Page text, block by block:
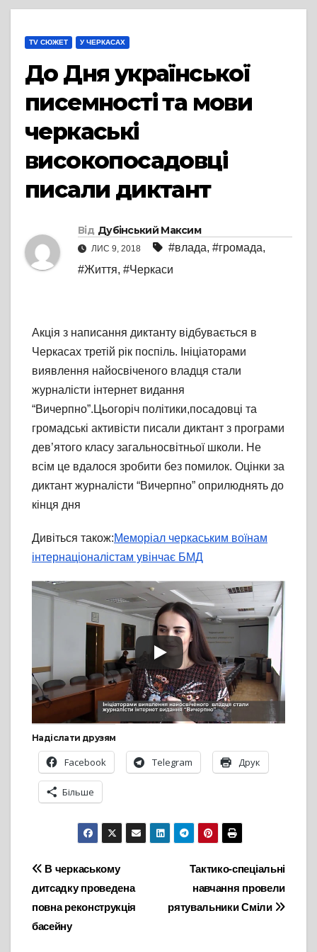
TV СЮЖЕТ У ЧЕРКАСАХ
До Дня української
писемності та мови
черкаські
високопосадовці
писали диктант
Від Дубінський Максим
ЛИС 9, 2018 #влада, #громада,
#Життя, #Черкаси
Акція з написання диктанту відбувається в
Черкасах третій рік поспіль. Ініціаторами
виявлення найосвіченого владця стали
журналісти інтернет видання
“Вичерпно”.Цьогоріч політики,посадовці та
громадські активісти писали диктант з програми
дев’ятого класу загальносвітньої школи. Не
всім це вдалося зробити без помилок. Оцінки за
диктант журналісти “Вичерпно” оприлюднять до
кінця дня
Дивіться також:Меморіал черкаським воїнам
інтернаціоналістам увінчає БМД
Надіслати друзям
Facebook Telegram Друк
Більше
Навігація
записів
Тактико-спеціальні
навчання провели
рятувальники Сміли
В черкаському
дитсадку проведена
повна реконструкція
басейну